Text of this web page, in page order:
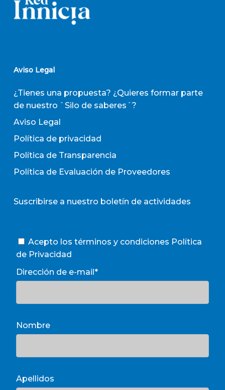
Aviso Legal
¿Tienes una propuesta? ¿Quieres formar parte
de nuestro `Silo de saberes´?
Aviso Legal
Política de privacidad
Política de Transparencia
Política de Evaluación de Proveedores
Suscribirse a nuestro boletín de actividades
Acepto los términos y condiciones Política
de Privacidad
Dirección de e-mail*
Nombre
Apellidos